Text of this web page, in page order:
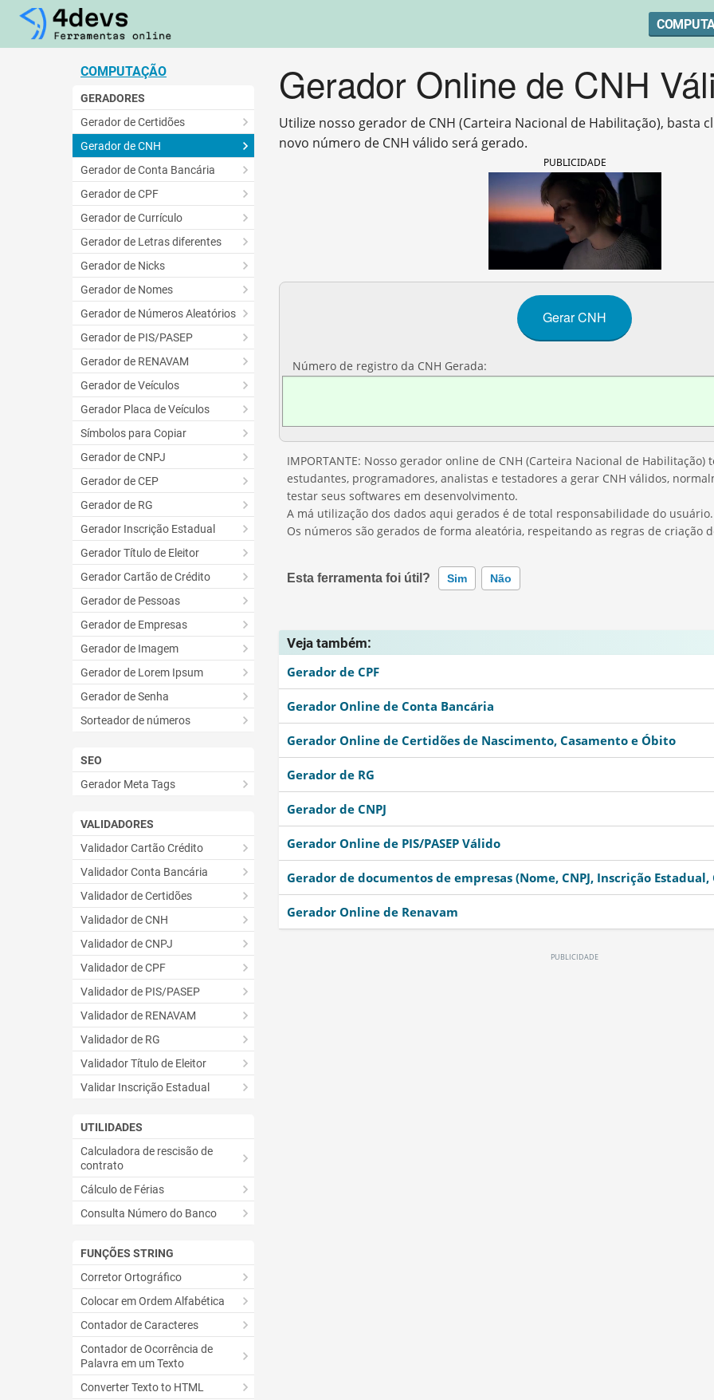
COMPUTAÇÃO
GERADORES
Gerador de Certidões
Gerador de CNH
Gerador de Conta Bancária
Gerador de CPF
Gerador de Currículo
Gerador de Letras diferentes
Gerador de Nicks
Gerador de Nomes
Gerador de Números Aleatórios
Gerador de PIS/PASEP
Gerador de RENAVAM
Gerador de Veículos
Gerador Placa de Veículos
Símbolos para Copiar
Gerador de CNPJ
Gerador de CEP
Gerador de RG
Gerador Inscrição Estadual
Gerador Título de Eleitor
Gerador Cartão de Crédito
Gerador de Pessoas
Gerador de Empresas
Gerador de Imagem
Gerador de Lorem Ipsum
Gerador de Senha
Sorteador de números
SEO
Gerador Meta Tags
VALIDADORES
Validador Cartão Crédito
Validador Conta Bancária
Validador de Certidões
Validador de CNH
Validador de CNPJ
Validador de CPF
Validador de PIS/PASEP
Validador de RENAVAM
Validador de RG
Validador Título de Eleitor
Validar Inscrição Estadual
UTILIDADES
Calculadora de rescisão de
contrato
Cálculo de Férias
Consulta Número do Banco
FUNÇÕES STRING
Corretor Ortográfico
Colocar em Ordem Alfabética
Contador de Caracteres
Contador de Ocorrência de
Palavra em um Texto
Converter Texto to HTML
Gerador Online de CNH
Utilize nosso gerador de CNH (Carteira Nacional de Habilitação), basta
novo número de CNH válido será gerado.
PUBLICIDADE
Número de registro da CNH Gerada:
IMPORTANTE: Nosso gerador online de CNH (Carteira Nacional de
estudantes, programadores, analistas e testadores a gerar CNH válidos,
testar seus softwares em desenvolvimento.
A má utilização dos dados aqui gerados é de total responsabilidade do usuário.
Os números são gerados de forma aleatória, respeitando as regras de criação
Esta ferramenta foi útil? Sim Não
Esta ferramenta não funciona corretamente
Outro
Veja também:
Gerador de CPF
Gerador Online de Conta Bancária
Gerador Online de Certidões de Nascimento, Casamento e Óbito
Gerador de RG
Gerador de CNPJ
Gerador Online de PIS/PASEP Válido
Gerador de documentos de empresas (Nome, CNPJ, Inscrição Estadual,
Gerador Online de Renavam